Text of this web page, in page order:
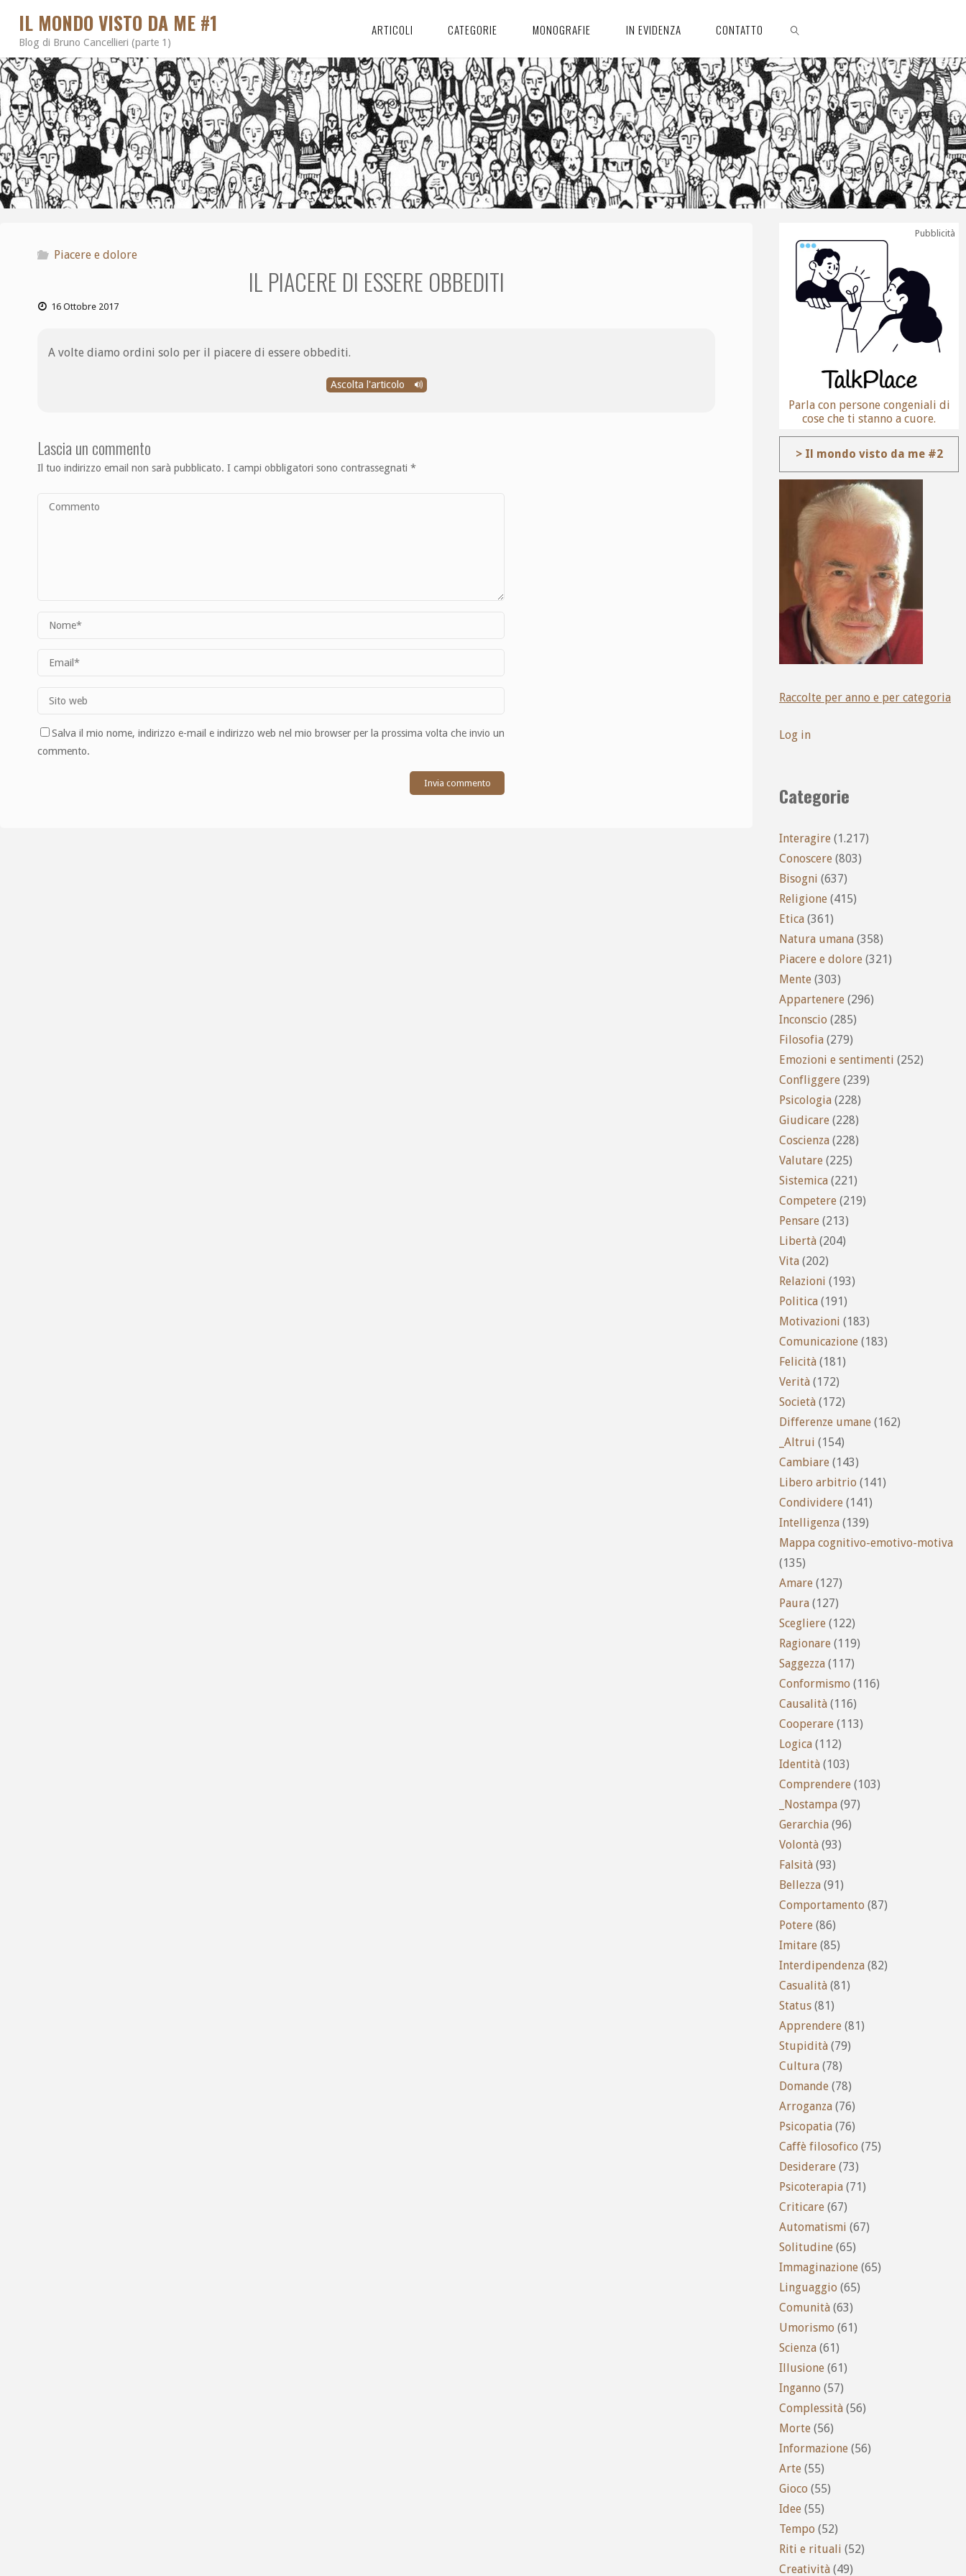
IL MONDO VISTO DA ME #1
Blog di Bruno Cancellieri (parte 1)
ARTICOLI CATEGORIE MONOGRAFIE IN EVIDENZA CONTATTO
CERCA
Piacere e dolore
IL PIACERE DI ESSERE OBBEDITI
16 Ottobre 2017
A volte diamo ordini solo per il piacere di essere obbediti.
Ascolta l'articolo
Lascia un commento
Il tuo indirizzo email non sarà pubblicato. I campi obbligatori sono contrassegnati*
Salva il mio nome, indirizzo e-mail e indirizzo web nel mio browser per la prossima volta che invio un
commento.
Pubblicità
Parla con persone congeniali di
cose che ti stanno a cuore.
> Il mondo visto da me #2
Raccolte per anno e per categoria
Log in
Categorie
Interagire (1.217)
Conoscere (803)
Bisogni (637)
Religione (415)
Etica (361)
Natura umana (358)
Piacere e dolore (321)
Mente (303)
Appartenere (296)
Inconscio (285)
Filosofia (279)
Emozioni e sentimenti (252)
Confliggere (239)
Psicologia (228)
Giudicare (228)
Coscienza (228)
Valutare (225)
Sistemica (221)
Competere (219)
Pensare (213)
Libertà (204)
Vita (202)
Relazioni (193)
Politica (191)
Motivazioni (183)
Comunicazione (183)
Felicità (181)
Verità (172)
Società (172)
Differenze umane (162)
_Altrui (154)
Cambiare (143)
Libero arbitrio (141)
Condividere (141)
Intelligenza (139)
Mappa cognitivo-emotivo-motiva
(135)
Amare (127)
Paura (127)
Scegliere (122)
Ragionare (119)
Saggezza (117)
Conformismo (116)
Causalità (116)
Cooperare (113)
Logica (112)
Identità (103)
Comprendere (103)
_Nostampa (97)
Gerarchia (96)
Volontà (93)
Falsità (93)
Bellezza (91)
Comportamento (87)
Potere (86)
Imitare (85)
Interdipendenza (82)
Casualità (81)
Status (81)
Apprendere (81)
Stupidità (79)
Cultura (78)
Domande (78)
Arroganza (76)
Psicopatia (76)
Caffè filosofico (75)
Desiderare (73)
Psicoterapia (71)
Criticare (67)
Automatismi (67)
Solitudine (65)
Immaginazione (65)
Linguaggio (65)
Comunità (63)
Umorismo (61)
Scienza (61)
Illusione (61)
Inganno (57)
Complessità (56)
Morte (56)
Informazione (56)
Arte (55)
Gioco (55)
Idee (55)
Tempo (52)
Riti e rituali (52)
Creatività (49)